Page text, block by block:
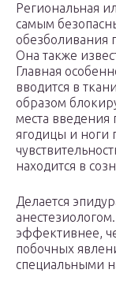
Региональная
самым
обезболивания
Она также
Главная
вводится в
образом
места введения
ягодицы и ноги
находится в
Делается
эффективнее,
побочных
специальными